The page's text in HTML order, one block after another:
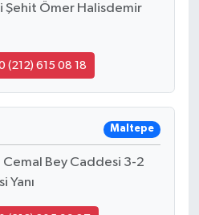
Şehit Ömer Halisdemir
(212) 615 08 18
Maltepe
Cemal Bey Caddesi 3-2
Yanı